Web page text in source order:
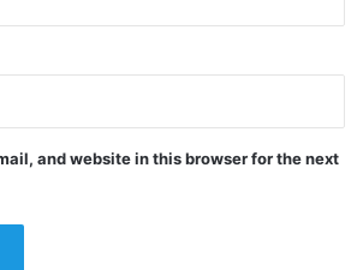
and website in this browser for the next